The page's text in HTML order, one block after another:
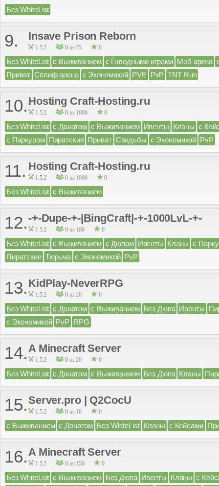
Без WhiteList
9. Insave Prison Reborn
1.5.2 0 из 75 0
Без WhiteList с Выживанием с Голодными играми Моб арена
Приват Сплиф арена с Экономикой PVE PvP TNT Run
10. Hosting Craft-Hosting.ru
1.5.2 0 из 1000 0
Без WhiteList с Донатом с Выживанием Ивенты Кланы с
с Паркуром Пиратские Приват Свадьбы с Экономикой PvP
11. Hosting Craft-Hosting.ru
1.5.2 0 из 1000 0
Без WhiteList с Выживанием
12. -+-Dupe-+-|BingCraft|-+-1000LvL-+-
1.5.2 0 из 160 0
Без WhiteList с Выживанием с Дюпом Ивенты Кланы с
Пиратские Тюрьма с Экономикой PvP
13. KidPlay-NeverRPG
1.5.2 0 из 20 0
Без WhiteList с Донатом с Выживанием Без Дюпа Ивенты
с Экономикой PvP RPG
14.A Minecraft Server
1.5.2 0 из 20 0
Без WhiteList с Донатом с Выживанием Без Дюпа Кланы
15. Server.pro | Q2CocU
1.5.2 0 из 10 0
с Выживанием с Донатом Без WhiteList Кланы с Кейсами
16.A Minecraft Server
1.5.2 0 из 150 0
Без WhiteList с Выживанием Без Дюпа Ивенты Кланы с